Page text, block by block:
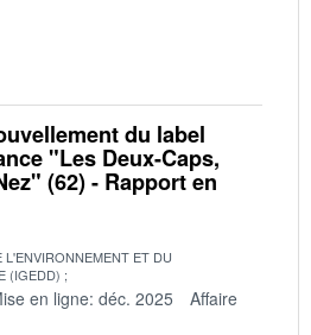
du label
"Les Deux-Caps,
(62) - Rapport en
ET DU
(IGEDD)
en ligne: déc. 2025
Affaire